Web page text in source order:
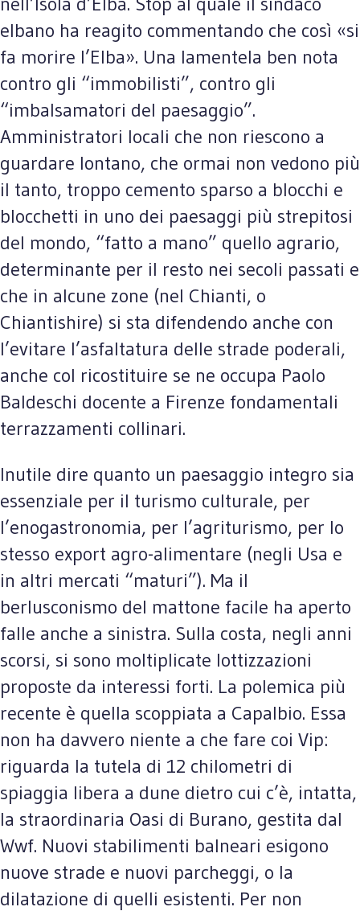
elbano ha reagito commentando che così «si
fa morire l’Elba». Una lamentela ben nota
contro gli “immobilisti”, contro gli
“imbalsamatori del paesaggio”.
Amministratori locali che non riescono a
guardare lontano, che ormai non vedono più
il tanto, troppo cemento sparso a blocchi e
blocchetti in uno dei paesaggi più strepitosi
del mondo, “fatto a mano” quello agrario,
determinante per il resto nei secoli passati e
che in alcune zone (nel Chianti, o
Chiantishire) si sta difendendo anche con
l’evitare l’asfaltatura delle strade poderali,
anche col ricostituire se ne occupa Paolo
Baldeschi docente a Firenze fondamentali
terrazzamenti collinari.
Inutile dire quanto un paesaggio integro sia
essenziale per il turismo culturale, per
l’enogastronomia, per l’agriturismo, per lo
stesso export agro-alimentare (negli Usa e
in altri mercati “maturi”). Ma il
berlusconismo del mattone facile ha aperto
falle anche a sinistra. Sulla costa, negli anni
scorsi, si sono moltiplicate lottizzazioni
proposte da interessi forti. La polemica più
recente è quella scoppiata a Capalbio. Essa
non ha davvero niente a che fare coi Vip:
riguarda la tutela di 12 chilometri di
spiaggia libera a dune dietro cui c’è, intatta,
la straordinaria Oasi di Burano, gestita dal
Wwf. Nuovi stabilimenti balneari esigono
nuove strade e nuovi parcheggi, o la
dilatazione di quelli esistenti. Per non